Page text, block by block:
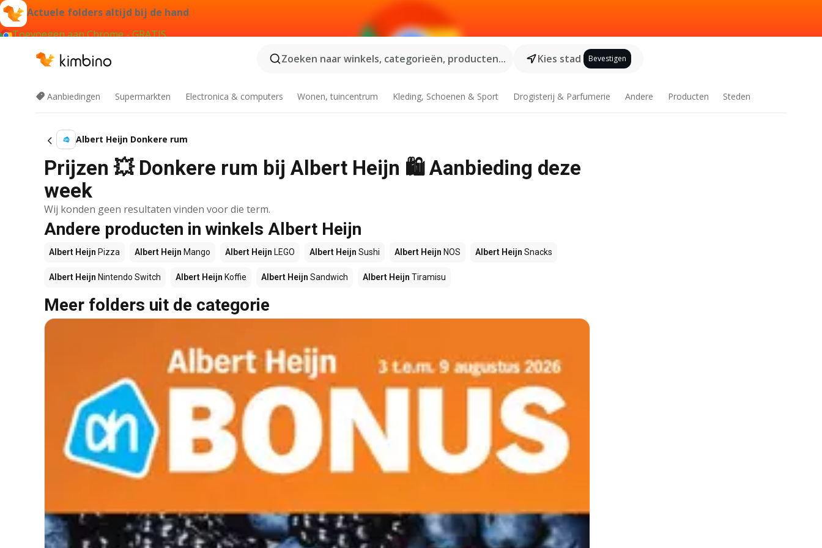
Actuele folders altijd bij de hand
Toevoegen aan Chrome - GRATIS
Zoeken naar winkels, categorieën, producten...
Kies stad Bevestigen
Aanbiedingen Supermarkten Electronica & computers Wonen, tuincentrum Kleding, Schoenen & Sport Drogisterij & Parfumerie Andere Producten Steden
Albert Heijn Donkere rum
Prijzen 💥 Donkere rum bij Albert Heijn 🛍️ Aanbieding deze
week
Wij konden geen resultaten vinden voor die term.
Andere producten in winkels Albert Heijn
Albert Heijn Pizza Albert Heijn Mango Albert Heijn LEGO Albert Heijn Sushi Albert Heijn NOS Albert Heijn Snacks
Albert Heijn Nintendo Switch Albert Heijn Koffie Albert Heijn Sandwich Albert Heijn Tiramisu
Meer folders uit de categorie